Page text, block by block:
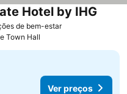
de bem-estar
Hotel by IHG
Town Hall
Ver preços